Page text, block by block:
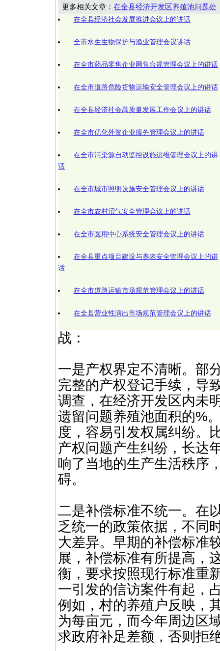
更多相关文章： 在全县经济开发区养殖池问题处
在全县经济社会发展推进会议上的讲话
全市水生生物保护与渔业管理会议讲话
在全市药品零售企业网售合规管理会议上的讲话
在全市道路危险货物运输安全管理会议上的讲话
在全县经济社会高质量发展工作会议上的讲话
在全市优化外资企业服务管理会议上的讲话
在全市污染源自动监控设施运维管理会议上的讲
话
在全市城市照明设施安全管理会议上的讲话
在全市农村沼气安全管理会议上的讲话
在全市医用中心系统安全管理会议上的讲话
在全县重点项目建设与养老安全管理会议上的讲
话
在全市道路运输市场规范管理会议上的讲话
在全县营业性演出市场规范管理会议上的讲话
战：
一是产权界定不清晰。部
完整的产权登记手续，导
调查，在经济开发区内未
遗留问题养殖池面积的%
度，容易引发权属纠纷。
产权问题产生纠纷，长达
响了当地的生产生活秩序
碍。
二是补偿标准不统一。在
乏统一的政策依据，不同
大差异。早期的补偿标准
展，补偿标准有所提高，
衡，要求按照现行标准重
一引发的信访案件有起，
例如，村的养殖户反映，
为每亩元，而今年周边区
求政府补足差额，否则拒